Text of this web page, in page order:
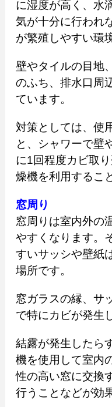
に湿度が高く、水
気が十分に行われ
が繁殖しやすい環
壁やタイルの目地
のふち、排水口周
ています。
対策としては、使
と、シャワーで壁
に1回程度カビ取
燥機を利用するこ
窓周り
窓周りは室内外の
やすくなります。
すいサッシや壁紙
場所です。
窓ガラスの縁、サ
で特にカビが発生
結露が発生したら
機を使用して室内
性の高い窓に交換
行うことなどが効